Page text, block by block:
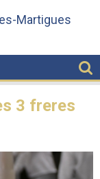
Martigues
3 freres